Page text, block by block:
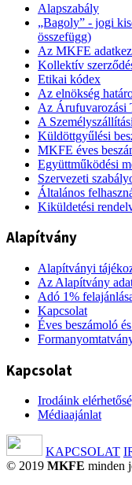
Alapszabály
„Bagoly” - jogi
összefügg)
Az MKFE
Kollektív
Etikai kódex
Az elnökség
Az Árufuvarozási
A
Küldöttgyűlési
MKFE éves
Együttműködési
Szervezeti
Általános
Kiküldetési
Alapítvány
Alapítványi
Az Alapítvány
Adó 1%
Kapcsolat
Éves beszámoló
Kapcsolat
Irodáink
Médiaajánlat
KAPCSOLAT
© 2019 MKFE minden